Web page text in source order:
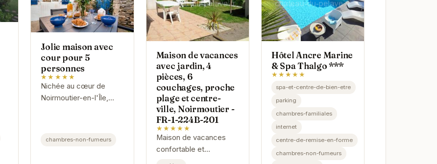
Jolie maison avec
cour pour 5
personnes
★★★★★
Nichée au cœur de
Noirmoutier-en-l'Île,
chambres-non-fumeurs
Maison de vacances
avec jardin, 4
pièces, 6
couchages, proche
plage et centre-
ville, Noirmoutier -
FR-1-224B-201
★★★★★
Maison de vacances
confortable et
Hôtel Ancre Marine
& Spa Thalgo ***
★★★★★
spa-et-centre-de-bien-etre
parking
chambres-familiales
internet
centre-de-remise-en-forme
chambres-non-fumeurs